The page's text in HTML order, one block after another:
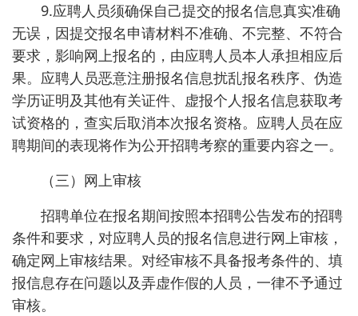
9.应聘人员须确保自己提交的报名信息真实准确
无误，因提交报名申请材料不准确、不完整、不符合
要求，影响网上报名的，由应聘人员本人承担相应后
果。应聘人员恶意注册报名信息扰乱报名秩序、伪造
学历证明及其他有关证件、虚报个人报名信息获取考
试资格的，查实后取消本次报名资格。应聘人员在应
聘期间的表现将作为公开招聘考察的重要内容之一。
（三）网上审核
招聘单位在报名期间按照本招聘公告发布的招聘
条件和要求，对应聘人员的报名信息进行网上审核，
确定网上审核结果。对经审核不具备报考条件的、填
报信息存在问题以及弄虚作假的人员，一律不予通过
审核。